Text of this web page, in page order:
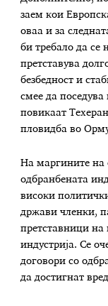
заем кои
оваа и за
би требало да се
претставува
безбедност и
смее да поседува
повикаат
пловидба во
На маргините на
одбранбената
високи
држави членки,
претставници на
индустрија. Се
договори со
да достигнат